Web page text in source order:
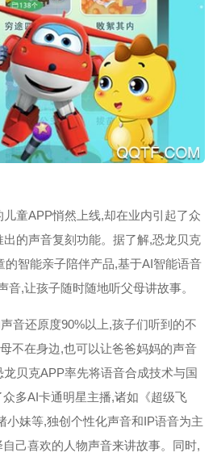
童APP悄然上线,却在业内引起了众
的声音复刻功能。据了解,恐龙贝克
的智能亲子陪伴产品,基于AI智能语音
音,让孩子随时随地听父母讲故事。
音还原度90%以上,孩子们听到的不
不在身边,也可以让爸爸妈妈的声音
贝克APP率先将语音合成技术与国
多AI卡通明星主播,诸如《超级飞
小妹等,独创个性化声音和IP语音为主
自己喜欢的人物声音来讲故事。同时,